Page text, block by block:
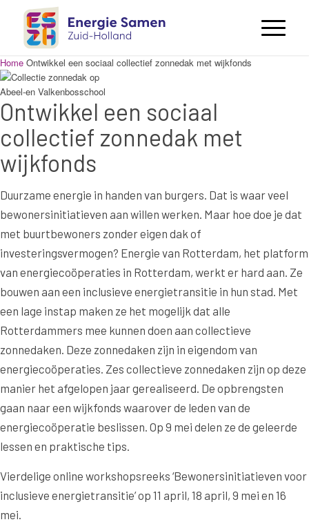
Home Ontwikkel een sociaal collectief zonnedak met wijkfonds
Ontwikkel een sociaal
collectief zonnedak met
wijkfonds
Duurzame energie in handen van burgers. Dat is waar veel
bewonersinitiatieven aan willen werken. Maar hoe doe je dat
met buurtbewoners zonder eigen dak of
investeringsvermogen? Energie van Rotterdam, het platform
van energiecoöperaties in Rotterdam, werkt er hard aan. Ze
bouwen aan een inclusieve energietransitie in hun stad. Met
een lage instap maken ze het mogelijk dat alle
Rotterdammers mee kunnen doen aan collectieve
zonnedaken. Deze zonnedaken zijn in eigendom van
energiecoöperaties. Zes collectieve zonnedaken zijn op deze
manier het afgelopen jaar gerealiseerd. De opbrengsten
gaan naar een wijkfonds waarover de leden van de
energiecoöperatie beslissen. Op 9 mei delen ze de geleerde
lessen en praktische tips.
Vierdelige online workshopsreeks ‘Bewonersinitiatieven voor
inclusieve energietransitie’ op 11 april, 18 april, 9 mei en 16
mei.